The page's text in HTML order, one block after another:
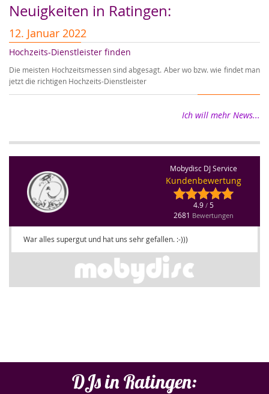
Neuigkeiten in Ratingen:
12. Januar 2022
Hochzeits-Dienstleister finden
Die meisten Hochzeitsmessen sind abgesagt. Aber wo bzw. wie findet man
jetzt die richtigen Hochzeits-Dienstleister
Ich will mehr News...
Mobydisc DJ Service
Kundenbewertung
4.9 / 5
2681 Bewertungen
War alles supergut und hat uns sehr gefallen. :-)))
DJs in Ratingen: